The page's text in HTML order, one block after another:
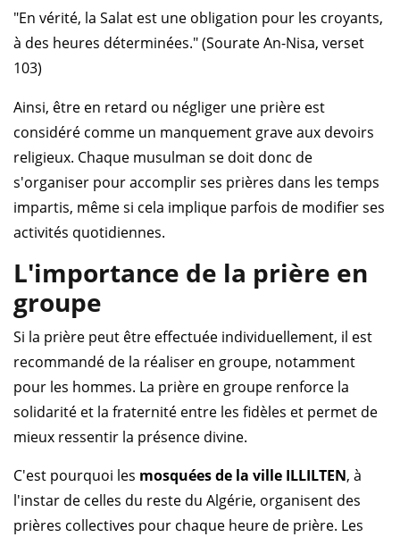
"En vérité, la Salat est une obligation pour les croyants,
à des heures déterminées." (Sourate An-Nisa, verset
103)
Ainsi, être en retard ou négliger une prière est
considéré comme un manquement grave aux devoirs
religieux. Chaque musulman se doit donc de
s'organiser pour accomplir ses prières dans les temps
impartis, même si cela implique parfois de modifier ses
activités quotidiennes.
L'importance de la prière en
groupe
Si la prière peut être effectuée individuellement, il est
recommandé de la réaliser en groupe, notamment
pour les hommes. La prière en groupe renforce la
solidarité et la fraternité entre les fidèles et permet de
mieux ressentir la présence divine.
C'est pourquoi les mosquées de la ville ILLILTEN, à
l'instar de celles du reste du Algérie, organisent des
prières collectives pour chaque heure de prière. Les